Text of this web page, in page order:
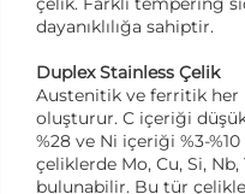
dayanıklılığa sahiptir.
Duplex Stainless Çelik
Austenitik ve ferritik her
oluşturur. C içeriği
%28 ve Ni içeriği %3-%10
çeliklerde Mo, Cu, Si,
bulunabilir. Bu tür